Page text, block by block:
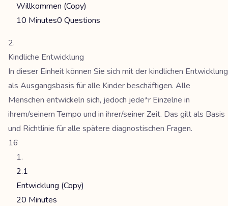
Willkommen (Copy)
10 Minutes0 Questions
Kindliche Entwicklung
In dieser Einheit können Sie sich mit der kindlichen Entwicklung
als Ausgangsbasis für alle Kinder beschäftigen. Alle
Menschen entwickeln sich, jedoch jede*r Einzelne in
ihrem/seinem Tempo und in ihrer/seiner Zeit. Das gilt als Basis
und Richtlinie für alle spätere diagnostischen Fragen.
16
2.1
Entwicklung (Copy)
20 Minutes